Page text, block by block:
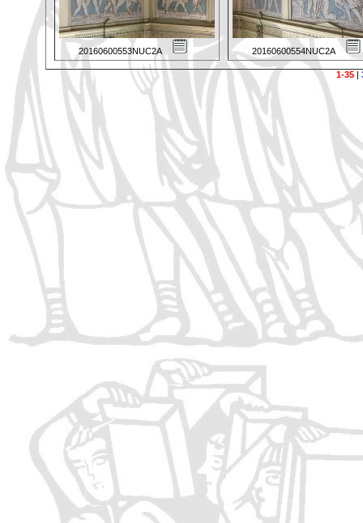
20160600553NUC2A 20160600554NUC2A
1-35|